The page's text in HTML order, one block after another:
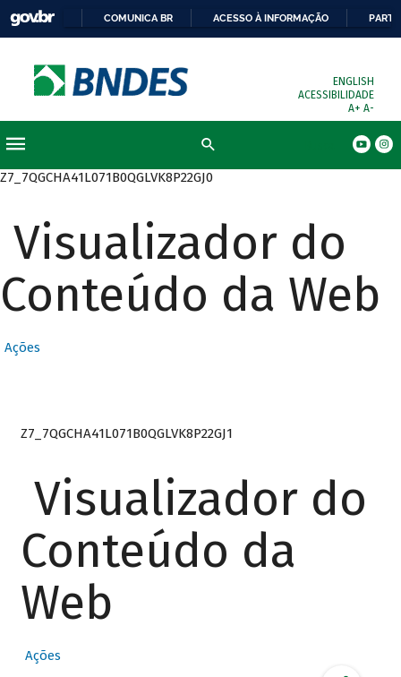
COMUNICA BR ACESSO À INFORMAÇÃO
ENGLISH
ACESSIBILIDADE
A+ A-
Z7_7QGCHA41L071B0QGLVK8P22GJ0
Visualizador do
Conteúdo da Web
Ações
Z7_7QGCHA41L071B0QGLVK8P22GJ1
Visualizador do
Conteúdo da
Web
Ações